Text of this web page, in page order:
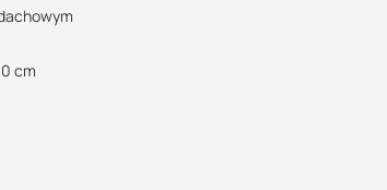
cm